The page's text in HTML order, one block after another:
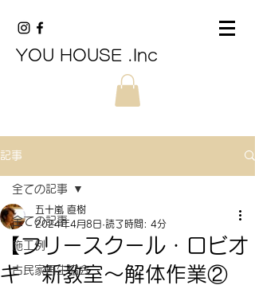
YOU HOUSE .Inc
記事
全ての記事
施工例
古民家再生協会
全ての記事
【フリースクール・ロビオ
キ 新教室～解体作業②
五十嵐 直樹
2024年4月8日 読了時間: 4分